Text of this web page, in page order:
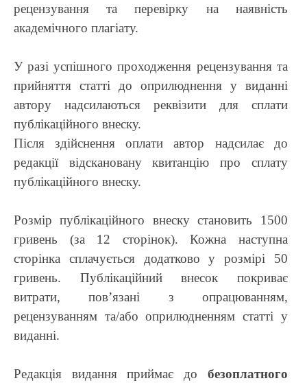
рецензування та перевірку на наявність
академічного плагіату.
У разі успішного проходження рецензування та
прийняття статті до оприлюднення у виданні
автору надсилаються реквізити для сплати
публікаційного внеску.
Після здійснення оплати автор надсилає до
редакції відскановану квитанцію про сплату
публікаційного внеску.
Розмір публікаційного внеску становить 1500
гривень (за 12 сторінок). Кожна наступна
сторінка сплачується додатково у розмірі 50
гривень. Публікаційний внесок покриває
витрати, пов’язані з опрацюванням,
рецензуванням та/або оприлюдненням статті у
виданні.
Редакція видання приймає до безоплатного